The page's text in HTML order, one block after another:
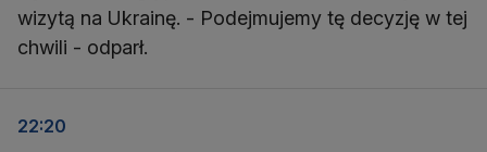
wizytą na Ukrainę. - Podejmujemy tę decyzję w tej
chwili - odparł.
22:20